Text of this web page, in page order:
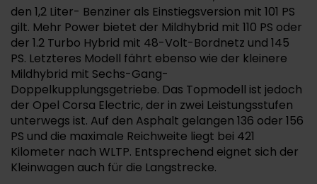
den 1,2 Liter- Benziner als Einstiegsversion mit 101 PS
gilt. Mehr Power bietet der Mildhybrid mit 110 PS oder
der 1.2 Turbo Hybrid mit 48-Volt-Bordnetz und 145
PS. Letzteres Modell fährt ebenso wie der kleinere
Mildhybrid mit Sechs-Gang-
Doppelkupplungsgetriebe. Das Topmodell ist jedoch
der Opel Corsa Electric, der in zwei Leistungsstufen
unterwegs ist. Auf den Asphalt gelangen 136 oder 156
PS und die maximale Reichweite liegt bei 421
Kilometer nach WLTP. Entsprechend eignet sich der
Kleinwagen auch für die Langstrecke.